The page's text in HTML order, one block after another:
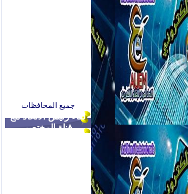
جميع المحافظات
لقاء رئيس الاتحاد مع
قناة المختصر